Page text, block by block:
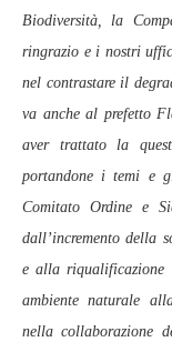
Biodiversità, la
ringrazio e i nostri
nel contrastare il
va anche al prefetto
aver trattato la
portandone i temi e
Comitato Ordine e
dall’incremento della
e alla riqualificazione
ambiente naturale
nella collaborazione